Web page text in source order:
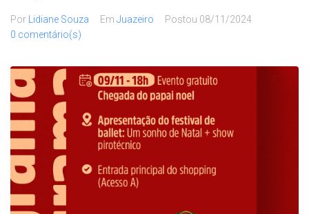
Por Lidiane Souza Em Juazeiro Postou 08/11/2024
0 comentário(s)